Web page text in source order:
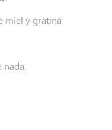
miel y gratina
nada.